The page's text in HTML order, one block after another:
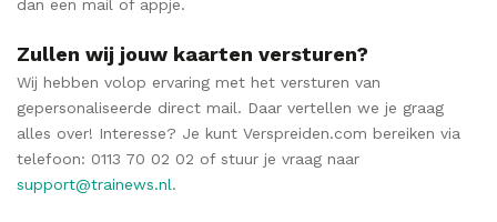
dan een mail of appje.
Zullen wij jouw kaarten versturen?
Wij hebben volop ervaring met het versturen van
gepersonaliseerde direct mail. Daar vertellen we je graag
alles over! Interesse? Je kunt Verspreiden.com bereiken via
telefoon: 0113 70 02 02 of stuur je vraag naar
support@trainews.nl.